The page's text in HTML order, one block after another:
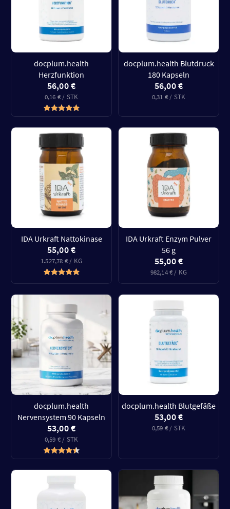
docplum.health
Herzfunktion
56,00 €
0,16 € / STK
docplum.health Blutdruck
180 Kapseln
56,00 €
0,31 € / STK
IDA Urkraft Nattokinase
55,00 €
1.527,78 € / KG
IDA Urkraft Enzym Pulver
56 g
55,00 €
982,14 € / KG
docplum.health
Nervensystem 90 Kapseln
53,00 €
0,59 € / STK
docplum.health Blutgefäße
53,00 €
0,59 € / STK